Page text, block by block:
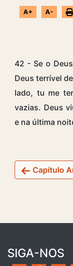
A+ A-
42 - Se o
Deus terrível
lado, tu me
vazias. Deus
e na última
Capítulo
SIGA-NOS